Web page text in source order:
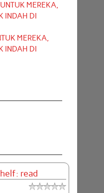
UNTUK MEREKA,
INDAH DI
MEREKA,
INDAH DI
read